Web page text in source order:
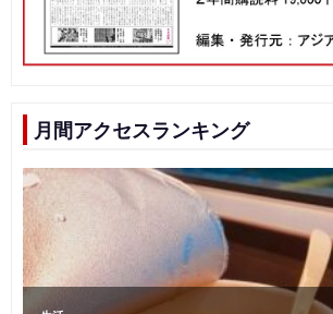
月間アクセスランキング